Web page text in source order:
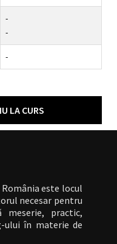
-
-
-
LA CURS
este locul
necesar pentru
meserie, practic,
ului în materie de